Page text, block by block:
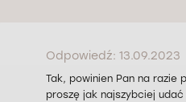
Odpowiedź: 13.09.2023
Tak, powinien Pan na
proszę jak najszybciej